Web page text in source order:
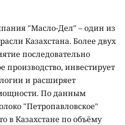
"Масло-Дел" – один из
Казахстана. Более двух
последовательно
производство, инвестирует
и расширяет
По данным
"Петропавловское"
в Казахстане по объёму